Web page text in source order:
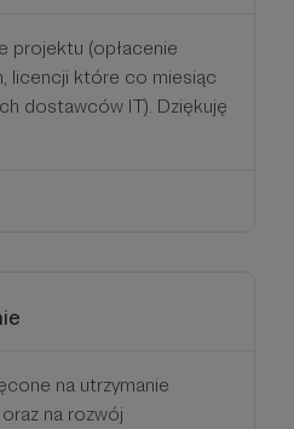
projektu (opłacenie
licencji które co miesiąc
dostawców IT). Dziękuję
na utrzymanie
na rozwój